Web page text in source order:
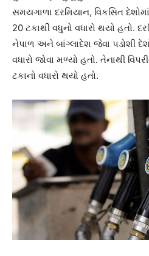
સમયગાળા દરમિયાન, વિકસિત
20 ટકાથી વધુનો વધારો થયો હતો.
નેપાળ અને બાંગ્લાદેશ જેવા પડોશી
વધારો જોવા મળ્યો હતો. તેનાથી
ટકાનો વધારો થયો હતો.